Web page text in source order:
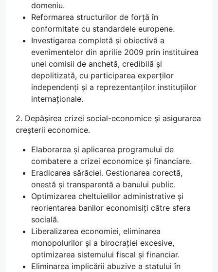
domeniu.
Reformarea structurilor de forță în
conformitate cu standardele europene.
Investigarea completă și obiectivă a
evenimentelor din aprilie 2009 prin instituirea
unei comisii de anchetă, credibilă și
depolitizată, cu participarea experților
independenți și a reprezentanților instituțiilor
internaționale.
2. Depășirea crizei social-economice și asigurarea
creșterii economice.
Elaborarea și aplicarea programului de
combatere a crizei economice și financiare.
Eradicarea sărăciei. Gestionarea corectă,
onestă și transparentă a banului public.
Optimizarea cheltuielilor administrative și
reorientarea banilor economisiți către sfera
socială.
Liberalizarea economiei, eliminarea
monopolurilor și a birocrației excesive,
optimizarea sistemului fiscal și financiar.
Eliminarea implicării abuzive a statului în